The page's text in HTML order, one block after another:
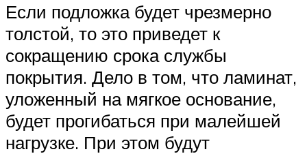
Если подложка будет чрезмерно
толстой, то это приведет к
сокращению срока службы
покрытия. Дело в том, что ламинат,
уложенный на мягкое основание,
будет прогибаться при малейшей
нагрузке. При этом будут